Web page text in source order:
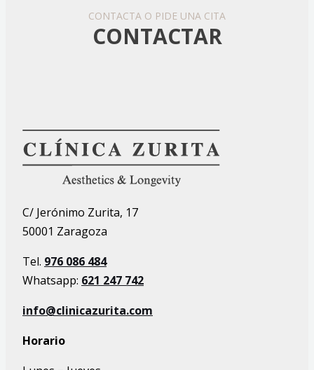
CONTACTA O PIDE UNA CITA
CONTACTAR
C/ Jerónimo Zurita, 17
50001 Zaragoza
Tel. 976 086 484
Whatsapp: 621 247 742
info@clinicazurita.com
Horario